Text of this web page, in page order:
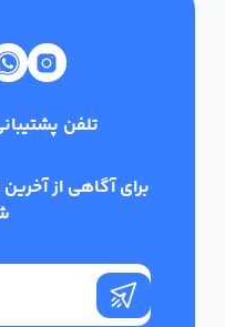
تلفن
برای آگاهی از